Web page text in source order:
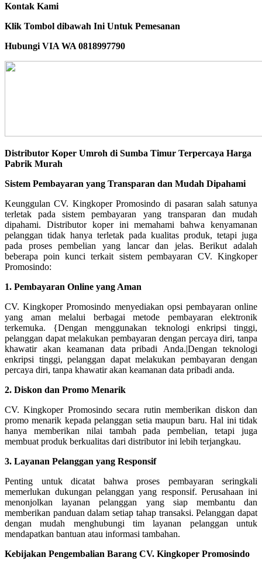
Kontak Kami
Klik Tombol dibawah Ini Untuk Pemesanan
Hubungi VIA WA 0818997790
Distributor Koper Umroh di Sumba Timur Terpercaya Harga
Pabrik Murah
Sistem Pembayaran yang Transparan dan Mudah Dipahami
Keunggulan CV. Kingkoper Promosindo di pasaran salah satunya
terletak pada sistem pembayaran yang transparan dan mudah
dipahami. Distributor koper ini memahami bahwa kenyamanan
pelanggan tidak hanya terletak pada kualitas produk, tetapi juga
pada proses pembelian yang lancar dan jelas. Berikut adalah
beberapa poin kunci terkait sistem pembayaran CV. Kingkoper
Promosindo:
1. Pembayaran Online yang Aman
CV. Kingkoper Promosindo menyediakan opsi pembayaran online
yang aman melalui berbagai metode pembayaran elektronik
terkemuka. {Dengan menggunakan teknologi enkripsi tinggi,
pelanggan dapat melakukan pembayaran dengan percaya diri, tanpa
khawatir akan keamanan data pribadi Anda.|Dengan teknologi
enkripsi tinggi, pelanggan dapat melakukan pembayaran dengan
percaya diri, tanpa khawatir akan keamanan data pribadi anda.
2. Diskon dan Promo Menarik
CV. Kingkoper Promosindo secara rutin memberikan diskon dan
promo menarik kepada pelanggan setia maupun baru. Hal ini tidak
hanya memberikan nilai tambah pada pembelian, tetapi juga
membuat produk berkualitas dari distributor ini lebih terjangkau.
3. Layanan Pelanggan yang Responsif
Penting untuk dicatat bahwa proses pembayaran seringkali
memerlukan dukungan pelanggan yang responsif. Perusahaan ini
menonjolkan layanan pelanggan yang siap membantu dan
memberikan panduan dalam setiap tahap transaksi. Pelanggan dapat
dengan mudah menghubungi tim layanan pelanggan untuk
mendapatkan bantuan atau informasi tambahan.
Kebijakan Pengembalian Barang CV. Kingkoper Promosindo